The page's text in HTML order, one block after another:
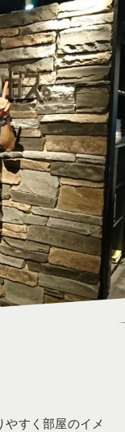
やすく部屋のイメ